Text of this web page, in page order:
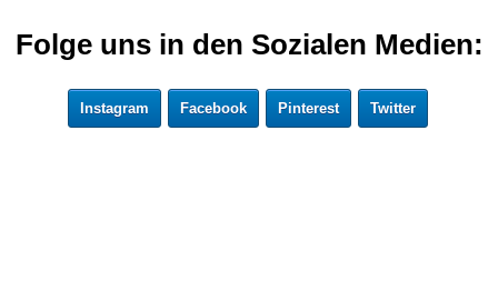
Folge uns in den Sozialen Medien:
Instagram Facebook Pinterest Twitter